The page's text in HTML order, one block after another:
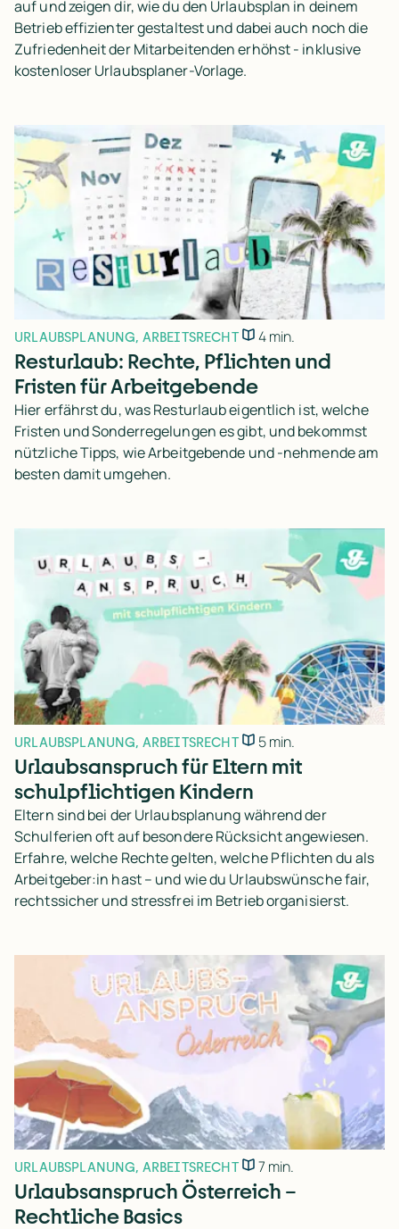
auf und zeigen dir, wie du den Urlaubsplan in deinem
Betrieb effizienter gestaltest und dabei auch noch die
Zufriedenheit der Mitarbeitenden erhöhst - inklusive
kostenloser Urlaubsplaner-Vorlage.
URLAUBSPLANUNG, ARBEITSRECHT 4 min.
Resturlaub: Rechte, Pflichten und
Fristen für Arbeitgebende
Hier erfährst du, was Resturlaub eigentlich ist, welche
Fristen und Sonderregelungen es gibt, und bekommst
nützliche Tipps, wie Arbeitgebende und -nehmende am
besten damit umgehen.
URLAUBSPLANUNG, ARBEITSRECHT 5 min.
Urlaubsanspruch für Eltern mit
schulpflichtigen Kindern
Eltern sind bei der Urlaubsplanung während der
Schulferien oft auf besondere Rücksicht angewiesen.
Erfahre, welche Rechte gelten, welche Pflichten du als
Arbeitgeber:in hast – und wie du Urlaubswünsche fair,
rechtssicher und stressfrei im Betrieb organisierst.
URLAUBSPLANUNG, ARBEITSRECHT 7 min.
Urlaubsanspruch Österreich –
Rechtliche Basics